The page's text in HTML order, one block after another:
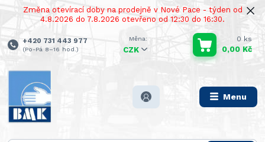
Změna otevírací doby na prodejně v Nové Pace - týden od
4.8.2026 do 7.8.2026 otevřeno od 12:30 do 16:30.
Menu
CZK
+420 731 443 977
(Po-Pá 8–16 hod.)
0 ks
0,00 Kč